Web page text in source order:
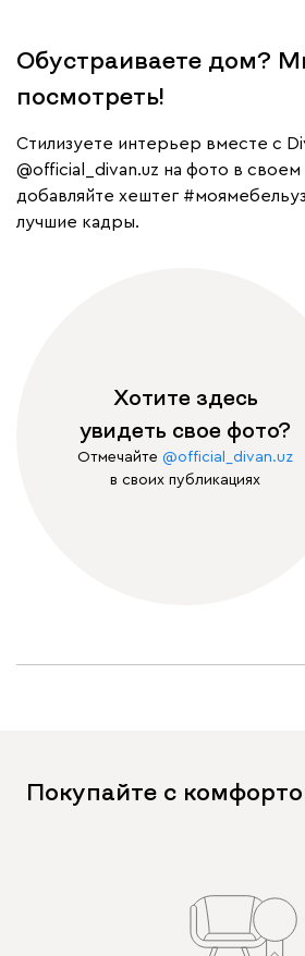
Обустраиваете дом?
посмотреть!
Cтилизуете интерьер вместе с
@official_divan.uz на фото в своем
добавляйте хештег #моямебельуз
лучшие кадры.
Хотите здесь
увидеть свое фото?
Отмечайте @official_divan.uz
в своих публикациях
Покупайте с